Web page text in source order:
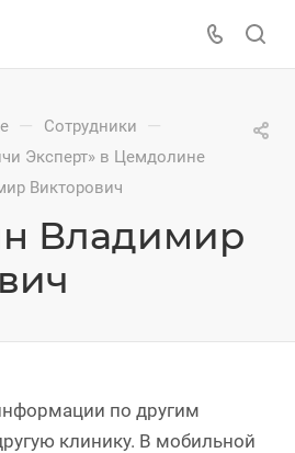
— Сотрудники —
Эксперт» в Цемдолине
Викторович
Владимир
по другим
клинику. В мобильной